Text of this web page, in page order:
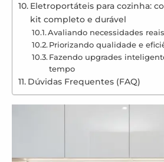
Eletroportáteis para cozinha:
kit completo e durável
Avaliando necessidades
Priorizando qualidade e
Fazendo upgrades
tempo
Dúvidas Frequentes (FAQ)